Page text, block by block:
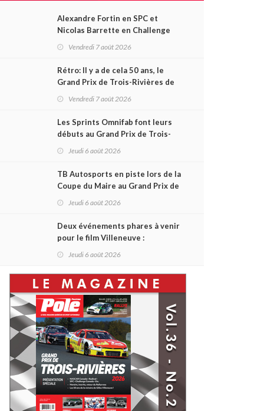
Alexandre Fortin en SPC et
Nicolas Barrette en Challenge
Canada héros des premières
Vendredi 7 août 2026
Rétro: Il y a de cela 50 ans, le
Grand Prix de Trois-Rivières de
1976
Vendredi 7 août 2026
Les Sprints Omnifab font leurs
débuts au Grand Prix de Trois-
Rivières avec un format inspiré
Jeudi 6 août 2026
TB Autosports en piste lors de la
Coupe du Maire au Grand Prix de
Trois-Rivières
Jeudi 6 août 2026
Deux événements phares à venir
pour le film Villeneuve :
L'ascension d'une légende (+
Jeudi 6 août 2026